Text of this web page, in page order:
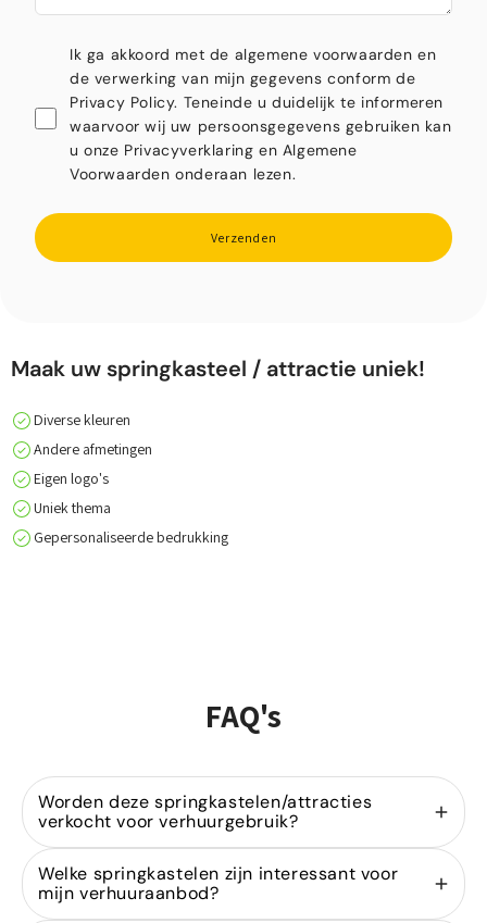
Ik ga akkoord met de algemene voorwaarden en
de verwerking van mijn gegevens conform de
Privacy Policy. Teneinde u duidelijk te informeren
waarvoor wij uw persoonsgegevens gebruiken kan
u onze Privacyverklaring en Algemene
Voorwaarden onderaan lezen.
Verzenden
Maak uw springkasteel / attractie uniek!
Diverse kleuren
Andere afmetingen
Eigen logo's
Uniek thema
Gepersonaliseerde bedrukking
FAQ's
Worden deze springkastelen/attracties
verkocht voor verhuurgebruik?
Ja, wij zijn gespecialiseerd in de
springkastelenvoor verhuurders. Onze modellen
zijn ontworpen voor intensief gebruik binnen de
Welke springkastelen zijn interessant voor
mijn verhuuraanbod?